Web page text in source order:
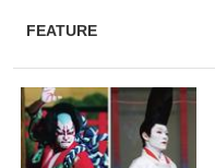
FEATURE